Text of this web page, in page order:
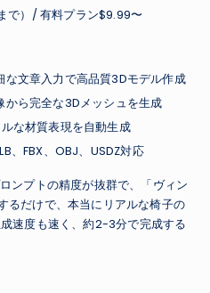
で）/ 有料プラン$9.99〜
な文章入力で高品質3Dモデル作成
から完全な3Dメッシュを生成
な材質表現を自動生成
、FBX、OBJ、USDZ対応
ンプトの精度が抜群で、「ヴィン
るだけで、本当にリアルな椅子の
速度も速く、約2-3分で完成する